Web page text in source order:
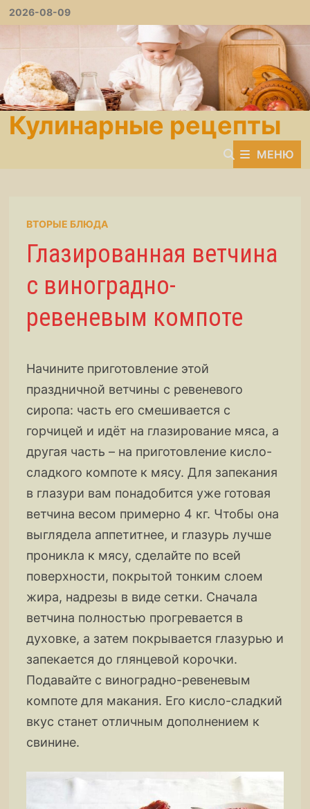
Перейти
содержимому
2026-08-09
Кулинарные рецепты
МЕНЮ
ВТОРЫЕ БЛЮДА
Глазированная ветчина
с виноградно-
ревеневым компоте
Начините приготовление этой
праздничной ветчины с ревеневого
сиропа: часть его смешивается с
горчицей и идёт на глазирование мяса, а
другая часть – на приготовление кисло-
сладкого компоте к мясу. Для запекания
в глазури вам понадобится уже готовая
ветчина весом примерно 4 кг. Чтобы она
выглядела аппетитнее, и глазурь лучше
проникла к мясу, сделайте по всей
поверхности, покрытой тонким слоем
жира, надрезы в виде сетки. Сначала
ветчина полностью прогревается в
духовке, а затем покрывается глазурью и
запекается до глянцевой корочки.
Подавайте с виноградно-ревеневым
компоте для макания. Его кисло-сладкий
вкус станет отличным дополнением к
свинине.